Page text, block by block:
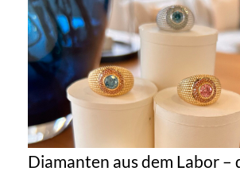
Diamanten aus dem Labor –